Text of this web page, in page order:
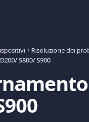
Risoluzione dei
S800/ S900